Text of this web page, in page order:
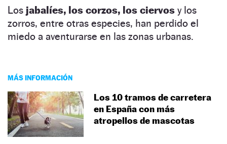
Los jabalíes, los corzos, los ciervos y los
zorros, entre otras especies, han perdido el
miedo a aventurarse en las zonas urbanas.
MÁS INFORMACIÓN
Los 10 tramos de carretera
en España con más
atropellos de mascotas